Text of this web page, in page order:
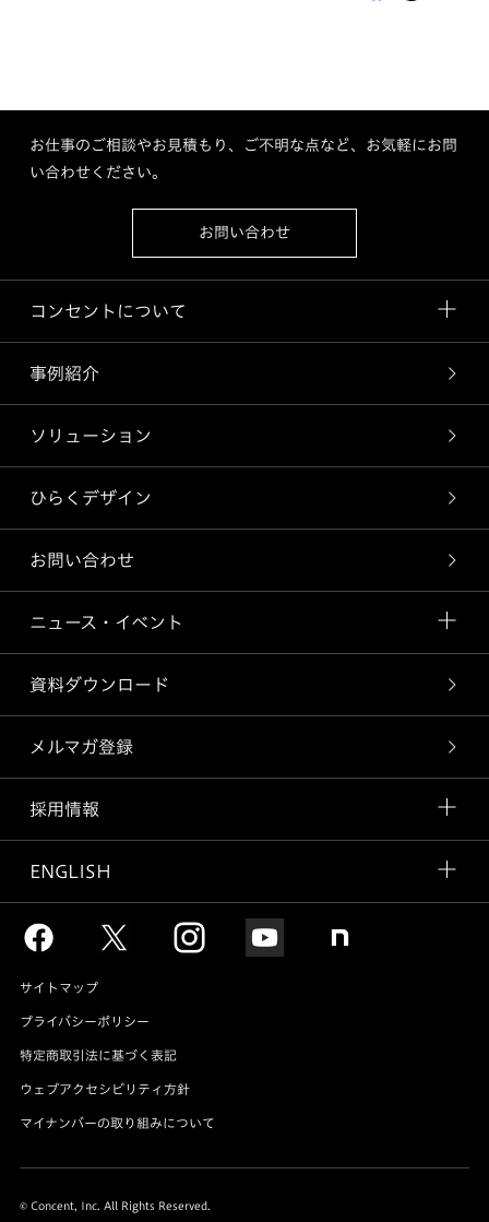
お仕事のご相談やお見積もり、ご不明な点など、お気軽にお問
い合わせください。
お問い合わせ
コンセントについて
事例紹介
ソリューション
ひらくデザイン
お問い合わせ
ニュース・イベント
資料ダウンロード
メルマガ登録
採用情報
ENGLISH
サイトマップ
プライバシーポリシー
特定商取引法に基づく表記
ウェブアクセシビリティ方針
マイナンバーの取り組みについて
© Concent, Inc. All Rights Reserved.